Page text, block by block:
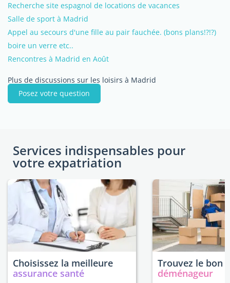
Recherche site espagnol de locations de vacances
Salle de sport à Madrid
Appel au secours d'une fille au pair fauchée. (bons plans!?!?)
boire un verre etc..
Rencontres à Madrid en Août
Plus de discussions sur les loisirs à Madrid
Posez votre question
Services indispensables pour
votre expatriation
Choisissez la meilleure
assurance santé
Trouvez le bon
déménageur